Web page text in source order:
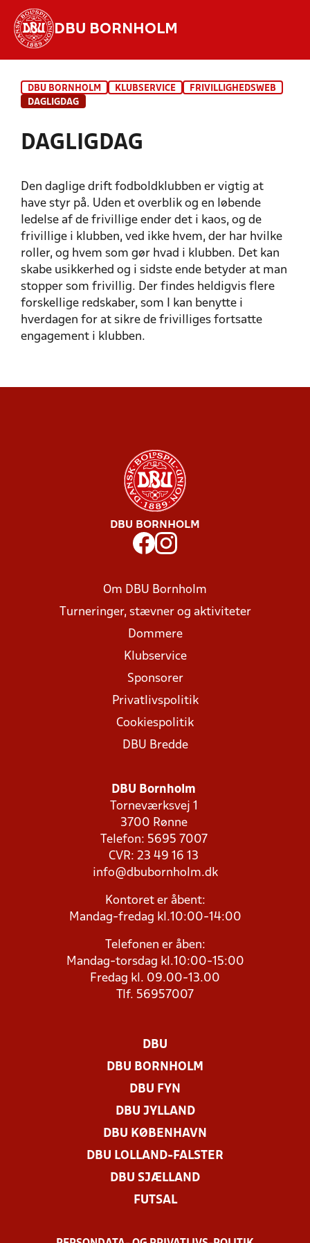
DBU BORNHOLM
HOLD
DBU BORNHOLM KLUBSERVICE
FRIVILLIGHEDSWEB
DAGLIGDAG
DAGLIGDAG
Den daglige drift fodboldklubben er vigtig at
have styr på. Uden et overblik og en løbende
ledelse af de frivillige ender det i kaos, og de
frivillige i klubben, ved ikke hvem, der har hvilke
roller, og hvem som gør hvad i klubben. Det kan
skabe usikkerhed og i sidste ende betyder at man
stopper som frivillig. Der findes heldigvis flere
forskellige redskaber, som I kan benytte i
hverdagen for at sikre de frivilliges fortsatte
engagement i klubben.
INTERN KOMMUNIKATION I
KLUBBEN
INTRODUKTION TIL DBU'S IT-
VÆRKTØJER
LØBENDE INVOLVERING OG
EJERSKAB
KONFLIKTHÅNDTERING
DBU BORNHOLM
Om DBU Bornholm
Turneringer, stævner og aktiviteter
Dommere
Klubservice
Sponsorer
Privatlivspolitik
Cookiespolitik
DBU Bredde
DBU Bornholm
Torneværksvej 1
3700 Rønne
Telefon: 5695 7007
CVR: 23 49 16 13
info@dbubornholm.dk
Kontoret er åbent:
Mandag-fredag kl.10:00-14:00
Telefonen er åben:
Mandag-torsdag kl.10:00-15:00
Fredag kl. 09.00-13.00
Tlf. 56957007
DBU
DBU BORNHOLM
DBU FYN
DBU JYLLAND
DBU KØBENHAVN
DBU LOLLAND-FALSTER
DBU SJÆLLAND
FUTSAL